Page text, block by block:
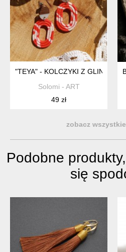
"TEYA" - KOLCZYKI Z GLINY
Solomi - ART
49 zł
zobacz
Podobne
się